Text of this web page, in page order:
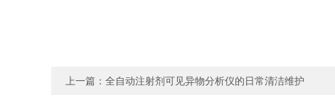
上一篇： 全自动注射剂可见异物分析仪的日常清洁维护